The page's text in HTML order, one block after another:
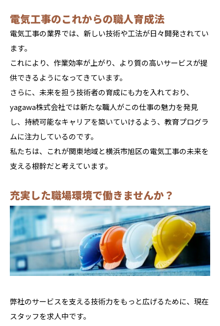
電気工事のこれからの職人育成法
電気工事の業界では、新しい技術や工法が日々開発されてい
ます。
これにより、作業効率が上がり、より質の高いサービスが提
供できるようになってきています。
さらに、未来を担う技術者の育成にも力を入れており、
yagawa株式会社では新たな職人がこの仕事の魅力を発見
し、持続可能なキャリアを築いていけるよう、教育プログラ
ムに注力しているのです。
私たちは、これが関東地域と横浜市旭区の電気工事の未来を
支える根幹だと考えています。
充実した職場環境で働きませんか？
弊社のサービスを支える技術力をもっと広げるために、現在
スタッフを求人中です。